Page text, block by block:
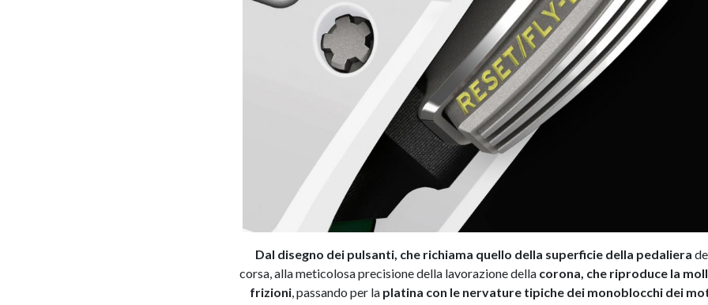
Dal disegno dei pulsanti, che richiama quello della superficie della pedaliera
corsa, alla meticolosa precisione della lavorazione della corona, che riproduce la
frizioni, passando per la platina con le nervature tipiche dei monoblocchi dei